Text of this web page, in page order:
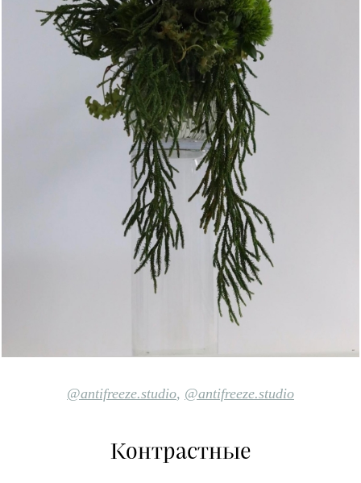
@antifreeze.studio, @antifreeze.studio
Контрастные